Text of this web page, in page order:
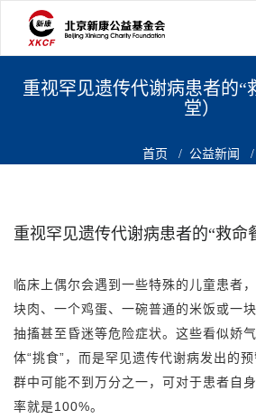
重视罕见遗传代谢病患者的“
堂）
首页 / 公益新闻
/
重视罕见遗传代谢病患者的“救命
临床上偶尔会遇到一些特殊的儿童患者
块肉、一个鸡蛋、一碗普通的米饭或一
抽搐甚至昏迷等危险症状。这些看似娇
体“挑食”，而是罕见遗传代谢病发出的
群中可能不到万分之一，可对于患者自
率就是100%。